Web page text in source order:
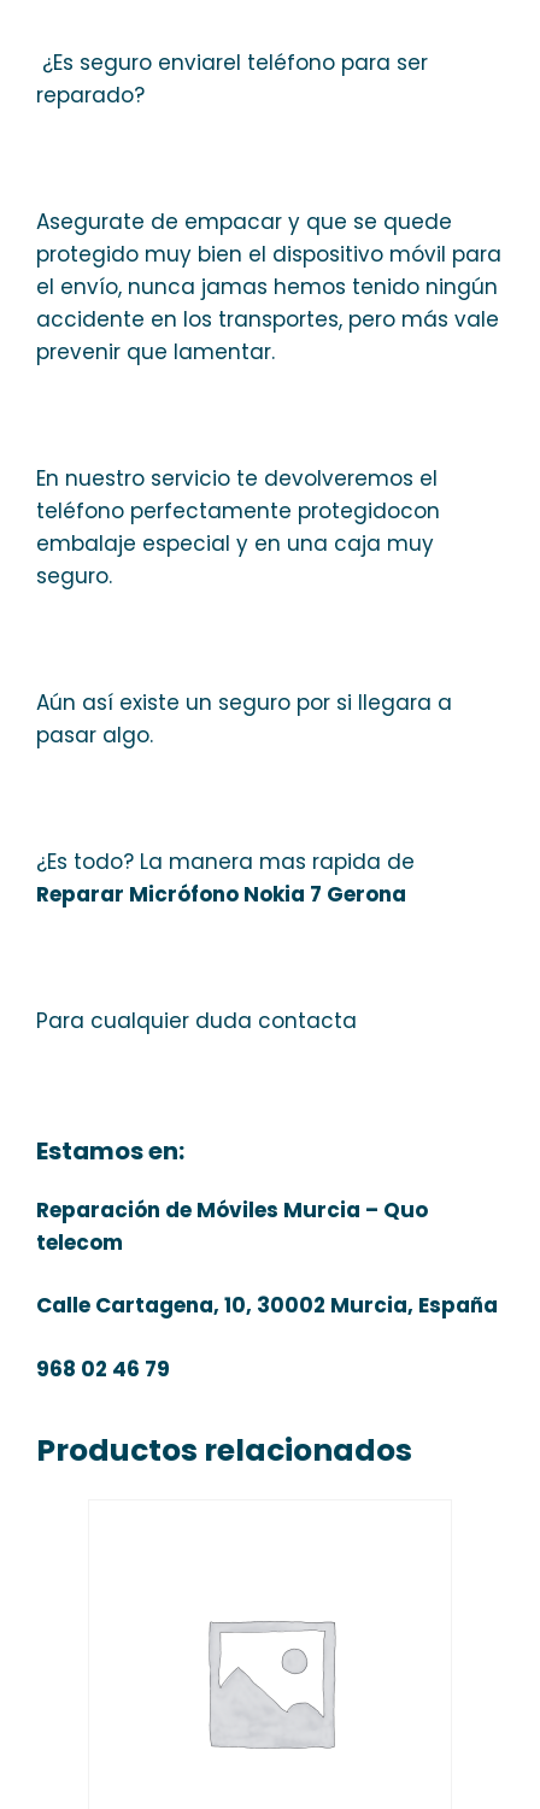
¿Es seguro enviarel teléfono para ser
reparado?
Asegurate de empacar y que se quede
protegido muy bien el dispositivo móvil para
el envío, nunca jamas hemos tenido ningún
accidente en los transportes, pero más vale
prevenir que lamentar.
En nuestro servicio te devolveremos el
teléfono perfectamente protegidocon
embalaje especial y en una caja muy
seguro.
Aún así existe un seguro por si llegara a
pasar algo.
¿Es todo? La manera mas rapida de
Reparar Micrófono Nokia 7 Gerona
Para cualquier duda contacta
Estamos en:
Reparación de Móviles Murcia – Quo
telecom
Calle Cartagena, 10, 30002 Murcia, España
968 02 46 79
Productos relacionados